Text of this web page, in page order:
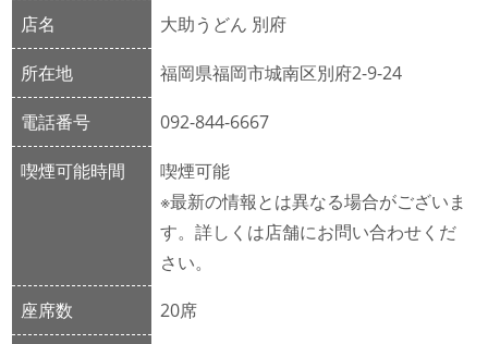
店名 大助うどん 別府
所在地 福岡県福岡市城南区別府2-9-24
電話番号 092-844-6667
喫煙可能時間
喫煙可能
※最新の情報とは異なる場合がございま
す。詳しくは店舗にお問い合わせくだ
さい。
座席数
20席